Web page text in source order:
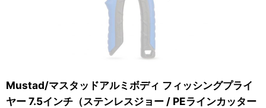
Mustad/マスタッドアルミボディ フィッシングプライ
ヤー 7.5インチ（ステンレスジョー / PEラインカッター